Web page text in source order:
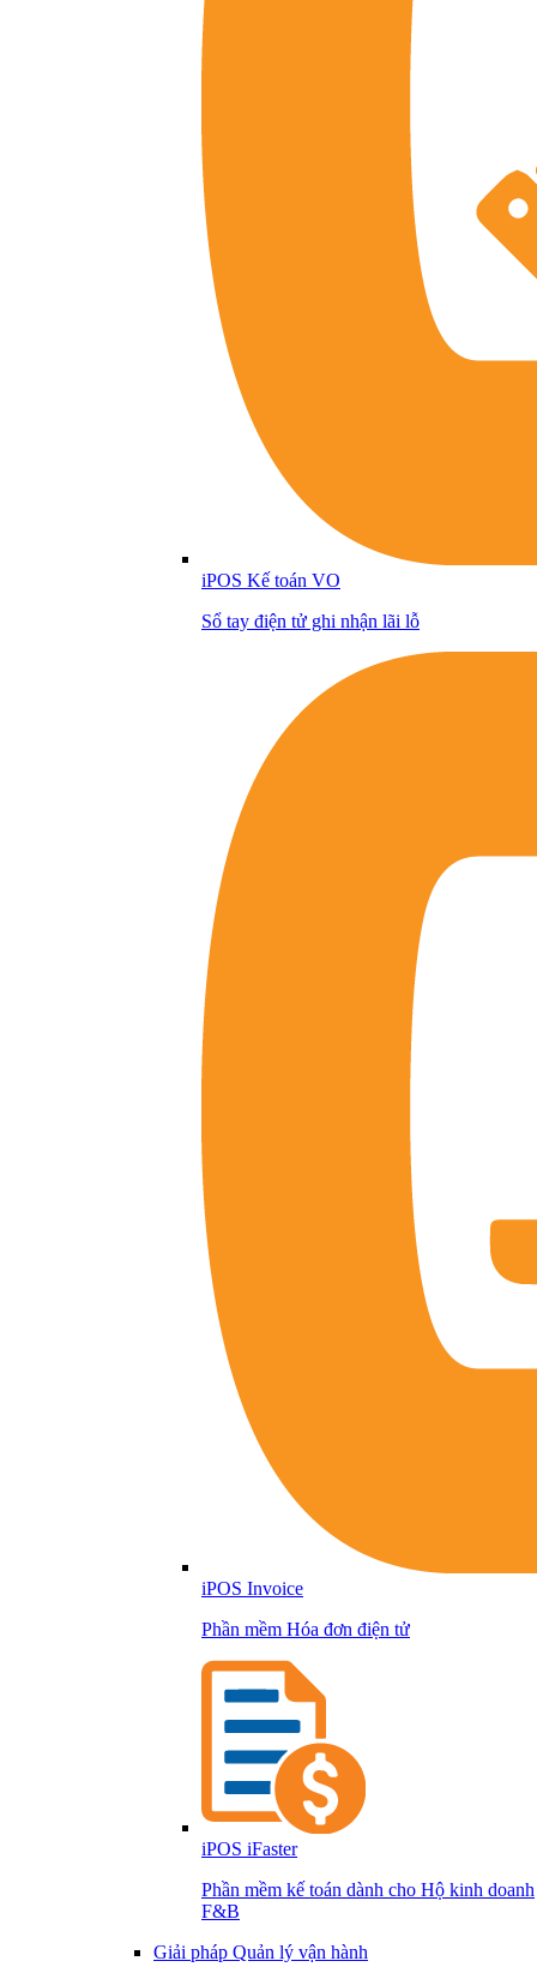
iPOS Kế toán VO
Sổ tay điện tử ghi nhận lãi lỗ
iPOS Invoice
Phần mềm Hóa đơn điện tử
iPOS iFaster
Phần mềm kế toán dành cho Hộ kinh doanh
F&B
Giải pháp Quản lý vận hành